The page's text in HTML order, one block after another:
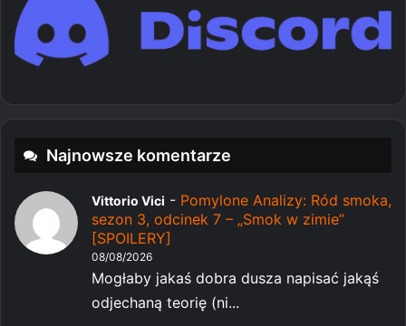
Najnowsze komentarze
Vittorio Vici - Pomylone Analizy: Ród smoka,
sezon 3, odcinek 7 – „Smok w zimie”
[SPOILERY]
08/08/2026
Mogłaby jakaś dobra dusza napisać jakąś
odjechaną teorię (ni...